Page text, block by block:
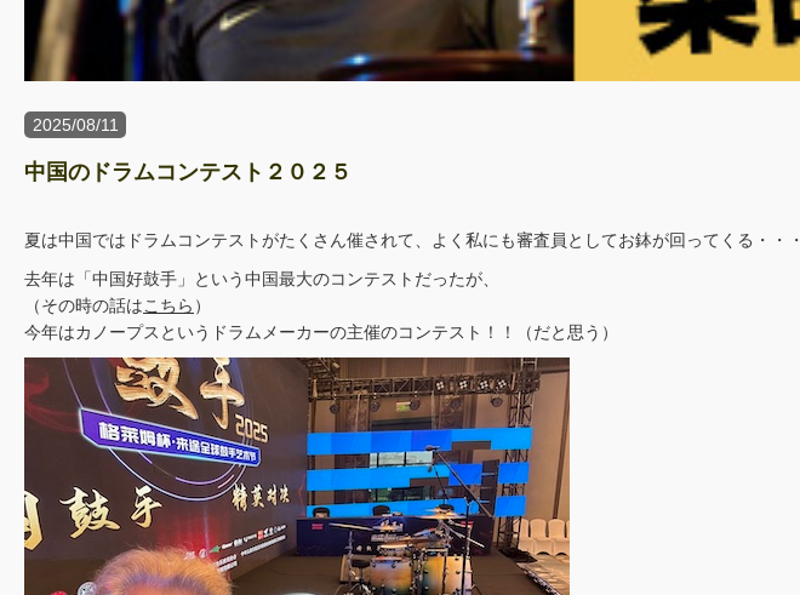
2025/08/11
中国のドラムコンテスト２０２５
夏は中国ではドラムコンテストがたくさん催されて、よく私にも審査員としてお鉢が回ってくる・・・
去年は「中国好鼓手」という中国最大のコンテストだったが、
（その時の話はこちら ）
今年はカノープスというドラムメーカーの主催のコンテスト！！（だと思う）